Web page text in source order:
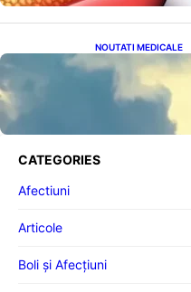
NOUTATI MEDICALE
Mesajele
Înseamnă
și
CATEGORIES
Afectiuni
Articole
Boli și Afecțiuni